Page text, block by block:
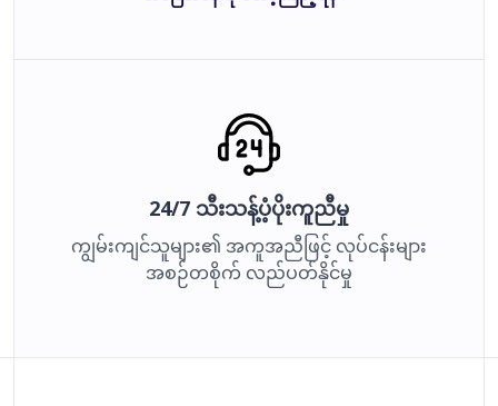
24/7 သီးသန့်ပံ့ပိုးကူညီမှု
ကျွမ်းကျင်သူများ၏ အကူအညီဖြင့် လုပ်ငန်းများ
အစဉ်တစိုက် လည်ပတ်နိုင်မှု